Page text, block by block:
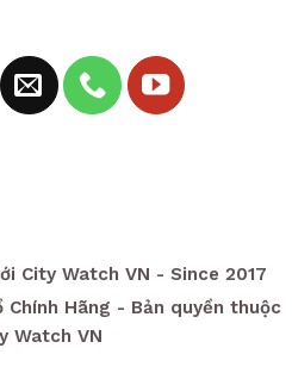
City Watch VN - Since 2017
Hãng - Bản quyền thuộc
Watch VN